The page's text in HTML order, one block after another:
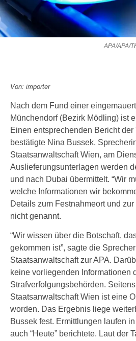
APA/APA/
Von: importer
Nach dem Fund einer
Münchendorf (Bezirk Mödling) ist
Einen entsprechenden Bericht der
bestätigte Nina Bussek,
Staatsanwaltschaft Wien, am
Auslieferungsunterlagen werden
und nach Dubai übermittelt. “Wir
welche Informationen wir
Details zum Festnahmeort und
nicht genannt.
“Wir wissen über die Botschaft,
gekommen ist”, sagte die
Staatsanwaltschaft zur APA.
keine vorliegenden Informationen
Strafverfolgungsbehörden.
Staatsanwaltschaft Wien ist eine
worden. Das Ergebnis liege
Bussek fest. Ermittlungen laufen
auch “Heute” berichtete. Laut der